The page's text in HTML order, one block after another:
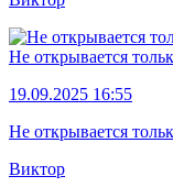
Не открывается
19.09.2025 16:55
Не открывается
Виктор